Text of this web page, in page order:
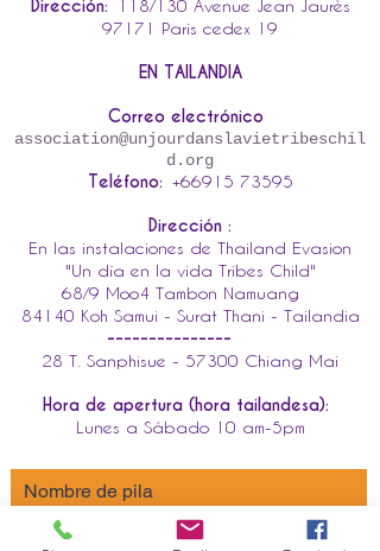
Dirección:
118/130 Avenue Jean Jaurès
97171 París cedex 19
EN TAILANDIA
Correo electrónico
association@unjourdanslavietribeschil
d.org
Teléfono: +66915 73595
Dirección :
En las instalaciones de Thailand Evasion
"Un día en la vida Tribes Child"
68/9 Moo4 Tambon Namuang
84140 Koh Samui - Surat Thani - Tailandia
---------------
28 T. Sanphisue - 57300 Chiang Mai
Hora de apertura (hora tailandesa):
Lunes a Sábado 10 am-5pm
Nombre de pila